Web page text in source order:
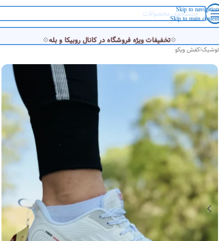
Skip to navigation
Skip to main content
💠تخفیفات ویژه فروشگاه در کانال روبیکا و بله💠
توشیک/کفش ویکو